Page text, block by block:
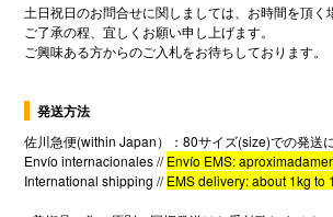
土日祝日のお問合せに関しましては、お時間を頂く
ご了承の程、宜しくお願い申し上げます。
ご興味ある方からのご入札をお待ちしております。
発送方法
佐川急便(within Japan）：80サイズ(size)での発送
Envío internacionales //Envío EMS:
International shipping //EMS delivery: about 1kg to